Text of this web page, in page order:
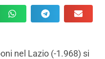
nel Lazio (-1.968) si